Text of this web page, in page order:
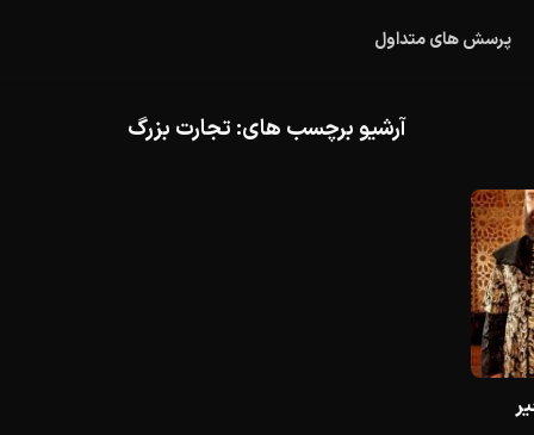
پرسش های متداول
آرشیو برچسب های: تجارت بزرگ